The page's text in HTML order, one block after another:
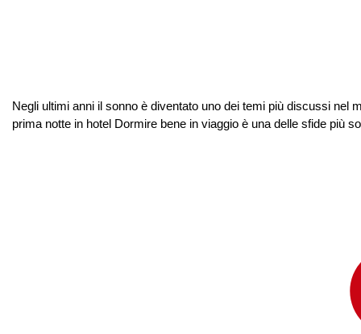
Negli ultimi anni il sonno è diventato uno dei temi più discussi nel
prima notte in hotel Dormire bene in viaggio è una delle sfide più